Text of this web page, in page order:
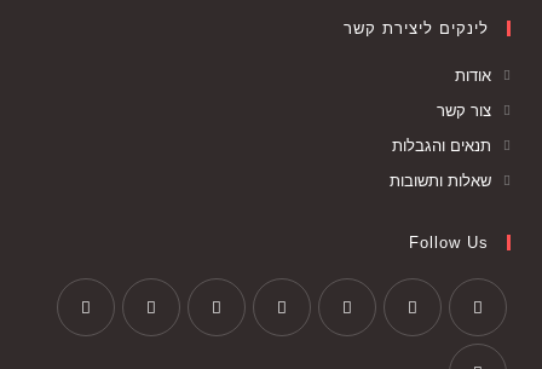
לינקים ליצירת קשר
אודות
צור קשר
תנאים והגבלות
שאלות ותשובות
Follow Us